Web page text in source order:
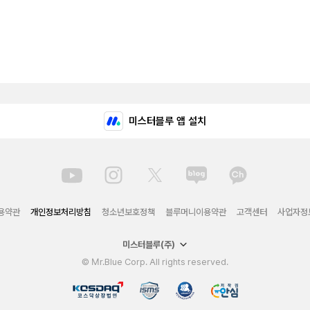
미스터블루 앱 설치
약관 개인정보처리방침 청소년보호정책 블루머니이용약관 고객센터 사업자정
미스터블루(주)
© Mr.Blue Corp. All rights reserved.